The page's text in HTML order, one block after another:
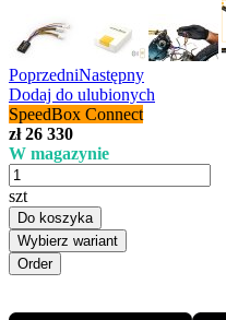
PoprzedniNastępny
Dodaj do ulubionych
SpeedBox Connect
zł 26 330
W magazynie
szt
Do koszyka
Wybierz wariant